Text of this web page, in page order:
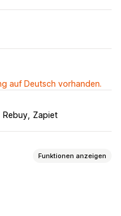
auf Deutsch vorhanden.
Rebuy Zapiet
Funktionen anzeigen